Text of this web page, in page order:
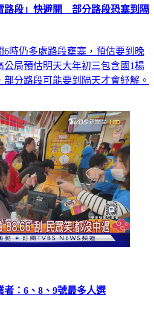
路段」快避開 部分路段恐塞到隔
6時仍多處路段壅塞，預估要到晚
公局預估明天大年初三包含國1楊
分路段可能要到隔天才會紓解。
：6、8、9號最多人選